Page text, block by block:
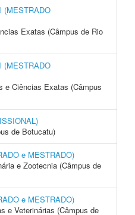
(MESTRADO
Exatas (Câmpus de Rio
(MESTRADO
e Ciências Exatas (Câmpus
de Botucatu)
e MESTRADO)
e Zootecnia (Câmpus de
e MESTRADO)
e Veterinárias (Câmpus de